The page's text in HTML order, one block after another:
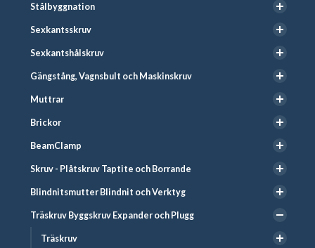
Stålbyggnation
Sexkantsskruv
Sexkantshålskruv
Gängstång, Vagnsbult och Maskinskruv
Muttrar
Brickor
BeamClamp
Skruv - Plåtskruv Taptite och Borrande
Blindnitsmutter Blindnit och Verktyg
Träskruv Byggskruv Expander och Plugg
Träskruv